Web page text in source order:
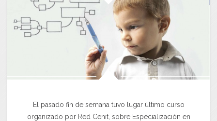
El pasado fin de semana tuvo lugar último curso
organizado por Red Cenit, sobre Especialización en